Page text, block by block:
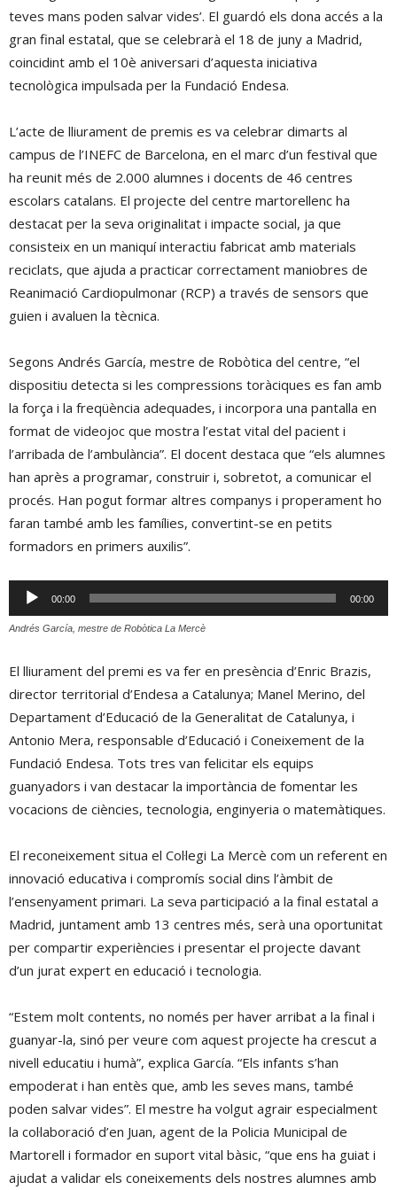
teves mans poden salvar vides’. El guardó els dona accés a la
gran final estatal, que se celebrarà el 18 de juny a Madrid,
coincidint amb el 10è aniversari d’aquesta iniciativa
tecnològica impulsada per la Fundació Endesa.
L’acte de lliurament de premis es va celebrar dimarts al
campus de l’INEFC de Barcelona, en el marc d’un festival que
ha reunit més de 2.000 alumnes i docents de 46 centres
escolars catalans. El projecte del centre martorellenc ha
destacat per la seva originalitat i impacte social, ja que
consisteix en un maniquí interactiu fabricat amb materials
reciclats, que ajuda a practicar correctament maniobres de
Reanimació Cardiopulmonar (RCP) a través de sensors que
guien i avaluen la tècnica.
Segons Andrés García, mestre de Robòtica del centre, “el
dispositiu detecta si les compressions toràciques es fan amb
la força i la freqüència adequades, i incorpora una pantalla en
format de videojoc que mostra l’estat vital del pacient i
l’arribada de l’ambulància”. El docent destaca que “els alumnes
han après a programar, construir i, sobretot, a comunicar el
procés. Han pogut formar altres companys i properament ho
faran també amb les famílies, convertint-se en petits
formadors en primers auxilis”.
Reproductor
d'àudio
00:00 00:00
Andrés García, mestre de Robòtica La Mercè
El lliurament del premi es va fer en presència d’Enric Brazis,
director territorial d’Endesa a Catalunya; Manel Merino, del
Departament d’Educació de la Generalitat de Catalunya, i
Antonio Mera, responsable d’Educació i Coneixement de la
Fundació Endesa. Tots tres van felicitar els equips
guanyadors i van destacar la importància de fomentar les
vocacions de ciències, tecnologia, enginyeria o matemàtiques.
El reconeixement situa el Col·legi La Mercè com un referent en
innovació educativa i compromís social dins l’àmbit de
l’ensenyament primari. La seva participació a la final estatal a
Madrid, juntament amb 13 centres més, serà una oportunitat
per compartir experiències i presentar el projecte davant
d’un jurat expert en educació i tecnologia.
“Estem molt contents, no només per haver arribat a la final i
guanyar-la, sinó per veure com aquest projecte ha crescut a
nivell educatiu i humà”, explica García. “Els infants s’han
empoderat i han entès que, amb les seves mans, també
poden salvar vides”. El mestre ha volgut agrair especialment
la col·laboració d’en Juan, agent de la Policia Municipal de
Martorell i formador en suport vital bàsic, “que ens ha guiat i
ajudat a validar els coneixements dels nostres alumnes amb